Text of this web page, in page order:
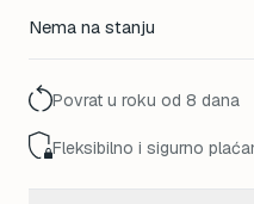
Nema na stanju
Povrat u roku od 8 dana
Fleksibilno i sigurno